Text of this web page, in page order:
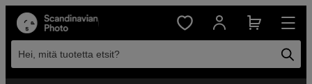
Hei, mitä tuotetta etsit?